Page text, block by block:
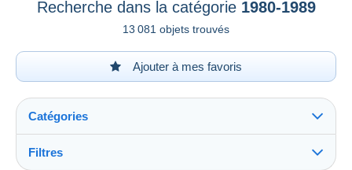
Recherche dans la catégorie 1980-1989
13 081 objets trouvés
Ajouter à mes favoris
Catégories
Filtres